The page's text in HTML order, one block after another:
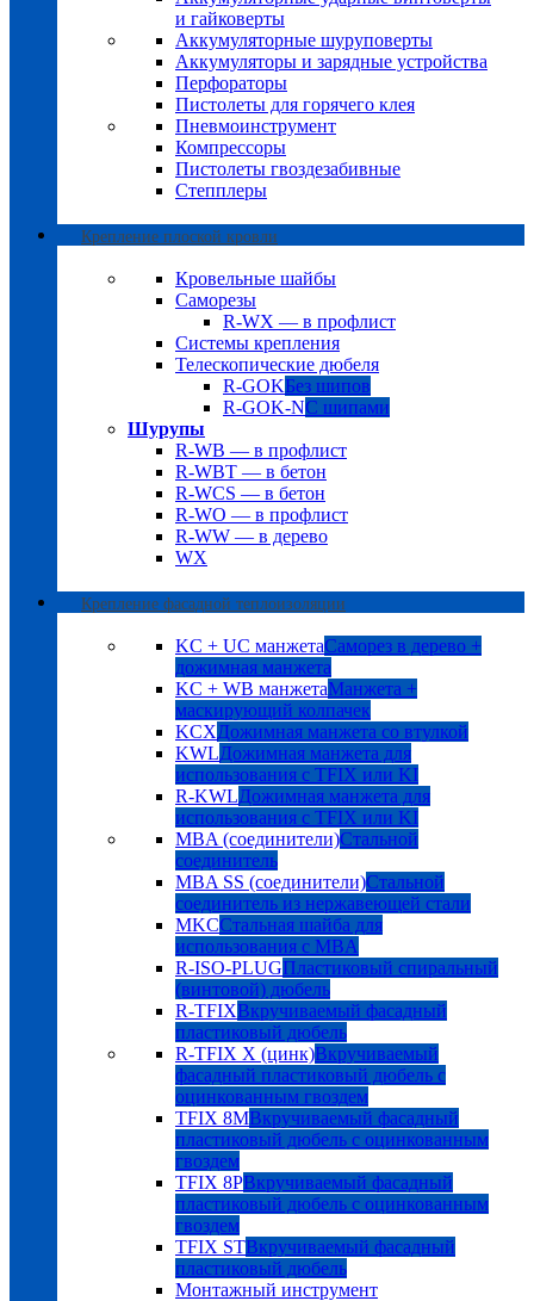
и гайковерты
Аккумуляторные шуруповерты
Аккумуляторы и зарядные устройства
Перфораторы
Пистолеты для горячего клея
Пневмоинструмент
Компрессоры
Пистолеты гвоздезабивные
Степплеры
Крепление плоской кровли
Кровельные шайбы
Саморезы
R-WX — в профлист
Системы крепления
Телескопические дюбеля
R-GOKБез шипов
R-GOK-NС шипами
Шурупы
R-WB — в профлист
R-WBT — в бетон
R-WCS — в бетон
R-WO — в профлист
R-WW — в дерево
WX
Крепление фасадной теплоизоляции
KC + UC манжетаСаморез в дерево +
дожимная манжета
KC + WB манжетаМанжета +
маскирующий колпачек
KCXДожимная манжета со втулкой
KWLДожимная манжета для
использования с TFIX или KI
R-KWLДожимная манжета для
использования с TFIX или KI
MBA (соединители)Стальной
соединитель
MBA SS (соединители)Стальной
соединитель из нержавеющей стали
MKCСтальная шайба для
использования с MBA
R-ISO-PLUGПластиковый спиральный
(винтовой) дюбель
R-TFIXВкручиваемый фасадный
пластиковый дюбель
R-TFIX X (цинк)Вкручиваемый
фасадный пластиковый дюбель с
оцинкованным гвоздем
TFIX 8MВкручиваемый фасадный
пластиковый дюбель с оцинкованным
гвоздем
TFIX 8PВкручиваемый фасадный
пластиковый дюбель с оцинкованным
гвоздем
TFIX STВкручиваемый фасадный
пластиковый дюбель
Монтажный инструмент